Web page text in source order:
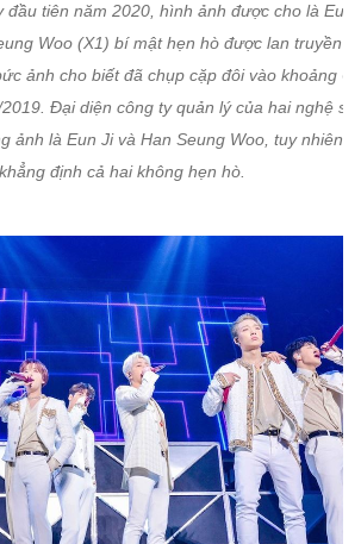
đầu tiên năm 2020, hình ảnh được cho là Eun
Woo (X1) bí mật hẹn hò được lan truyền
ảnh cho biết đã chụp cặp đôi vào khoảng 6
Đại diện công ty quản lý của hai nghệ sĩ
ảnh là Eun Ji và Han Seung Woo, tuy nhiên
khẳng định cả hai không hẹn hò.